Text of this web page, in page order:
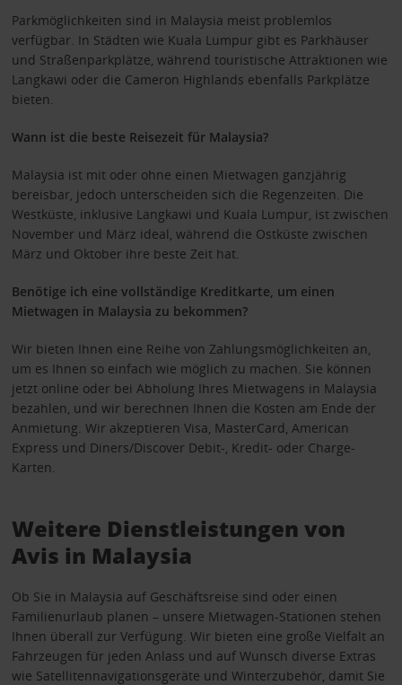
Parkmöglichkeiten sind in Malaysia meist problemlos
verfügbar. In Städten wie Kuala Lumpur gibt es Parkhäuser
und Straßenparkplätze, während touristische Attraktionen wie
Langkawi oder die Cameron Highlands ebenfalls Parkplätze
bieten.
Wann ist die beste Reisezeit für Malaysia?
Malaysia ist mit oder ohne einen Mietwagen ganzjährig
bereisbar, jedoch unterscheiden sich die Regenzeiten. Die
Westküste, inklusive Langkawi und Kuala Lumpur, ist zwischen
November und März ideal, während die Ostküste zwischen
März und Oktober ihre beste Zeit hat.
Benötige ich eine vollständige Kreditkarte, um einen
Mietwagen in Malaysia zu bekommen?
Wir bieten Ihnen eine Reihe von Zahlungsmöglichkeiten an,
um es Ihnen so einfach wie möglich zu machen. Sie können
jetzt online oder bei Abholung Ihres Mietwagens in Malaysia
bezahlen, und wir berechnen Ihnen die Kosten am Ende der
Anmietung. Wir akzeptieren Visa, MasterCard, American
Express und Diners/Discover Debit-, Kredit- oder Charge-
Karten.
Weitere Dienstleistungen von
Avis in Malaysia
Ob Sie in Malaysia auf Geschäftsreise sind oder einen
Familienurlaub planen – unsere Mietwagen-Stationen stehen
Ihnen überall zur Verfügung. Wir bieten eine große Vielfalt an
Fahrzeugen für jeden Anlass und auf Wunsch diverse Extras
wie Satellitennavigationsgeräte und Winterzubehör, damit Sie